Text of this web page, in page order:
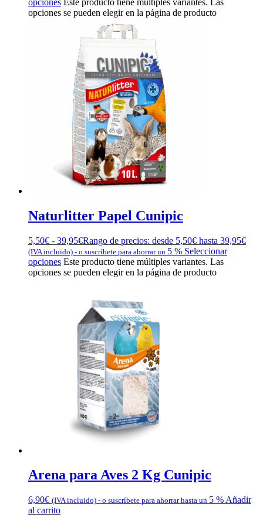
opciones se pueden elegir en la página de producto
Naturlitter Papel Cunipic
5,50€ - 39,95€Rango de precios: desde 5,50€ hasta 39,95€
(IVA incluido) - o suscríbete para ahorrar un 5 % Seleccionar
opciones Este producto tiene múltiples variantes. Las
opciones se pueden elegir en la página de producto
Arena para Aves 2 Kg Cunipic
6,90€ (IVA incluido) - o suscríbete para ahorrar hasta un 5 % Añadir
al carrito